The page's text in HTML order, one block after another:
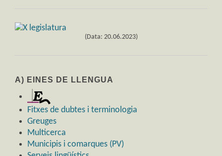
(Data: 20.06.2023)
A) EINES DE LLENGUA
Fitxes de dubtes i terminologia
Greuges
Multicerca
Municipis i comarques (PV)